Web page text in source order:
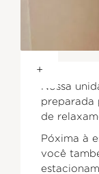
+
Nossa
preparada
de
Póxima à
você